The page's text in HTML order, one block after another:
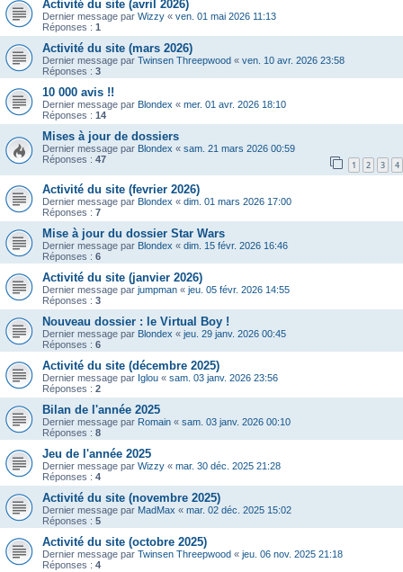
Activité du site (avril 2026)
Dernier message par Wizzy « ven. 01 mai 2026 11:13
Réponses : 1
Activité du site (mars 2026)
Dernier message par Twinsen Threepwood « ven. 10 avr. 2026 23:58
Réponses : 3
10 000 avis !!
Dernier message par Blondex « mer. 01 avr. 2026 18:10
Réponses : 14
Mises à jour de dossiers
Dernier message par Blondex « sam. 21 mars 2026 00:59
Réponses : 47 1 2 3 4
Activité du site (fevrier 2026)
Dernier message par Blondex « dim. 01 mars 2026 17:00
Réponses : 7
Mise à jour du dossier Star Wars
Dernier message par Blondex « dim. 15 févr. 2026 16:46
Réponses : 6
Activité du site (janvier 2026)
Dernier message par jumpman « jeu. 05 févr. 2026 14:55
Réponses : 3
Nouveau dossier : le Virtual Boy !
Dernier message par Blondex « jeu. 29 janv. 2026 00:45
Réponses : 6
Activité du site (décembre 2025)
Dernier message par Iglou « sam. 03 janv. 2026 23:56
Réponses : 2
Bilan de l'année 2025
Dernier message par Romain « sam. 03 janv. 2026 00:10
Réponses : 8
Jeu de l'année 2025
Dernier message par Wizzy « mar. 30 déc. 2025 21:28
Réponses : 4
Activité du site (novembre 2025)
Dernier message par MadMax « mar. 02 déc. 2025 15:02
Réponses : 5
Activité du site (octobre 2025)
Dernier message par Twinsen Threepwood « jeu. 06 nov. 2025 21:18
Réponses : 4